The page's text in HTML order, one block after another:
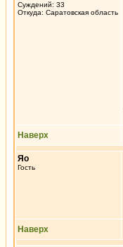
Суждений: 33
Откуда: Саратовская область
Наверх
Яо
Гость
Наверх